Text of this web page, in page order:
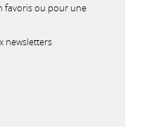
favoris ou pour une
newsletters